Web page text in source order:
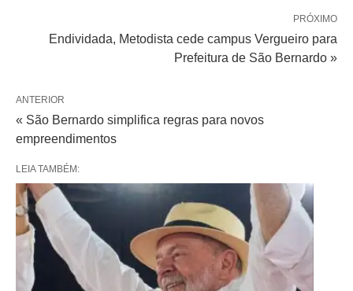
PRÓXIMO
Endividada, Metodista cede campus Vergueiro para
Prefeitura de São Bernardo »
ANTERIOR
« São Bernardo simplifica regras para novos
empreendimentos
LEIA TAMBÉM: